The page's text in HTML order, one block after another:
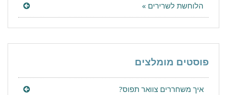
הלוחשת לשרירים »
פוסטים מומלצים
איך משחררים צוואר תפוס?